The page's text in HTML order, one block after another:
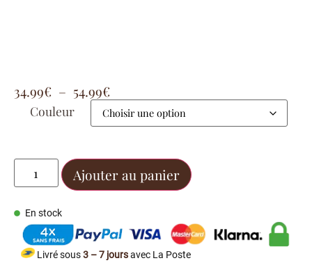
34.99€ – 54.99€
Couleur
Ajouter au panier
En stock
Livré sous3 – 7 joursavec La Poste